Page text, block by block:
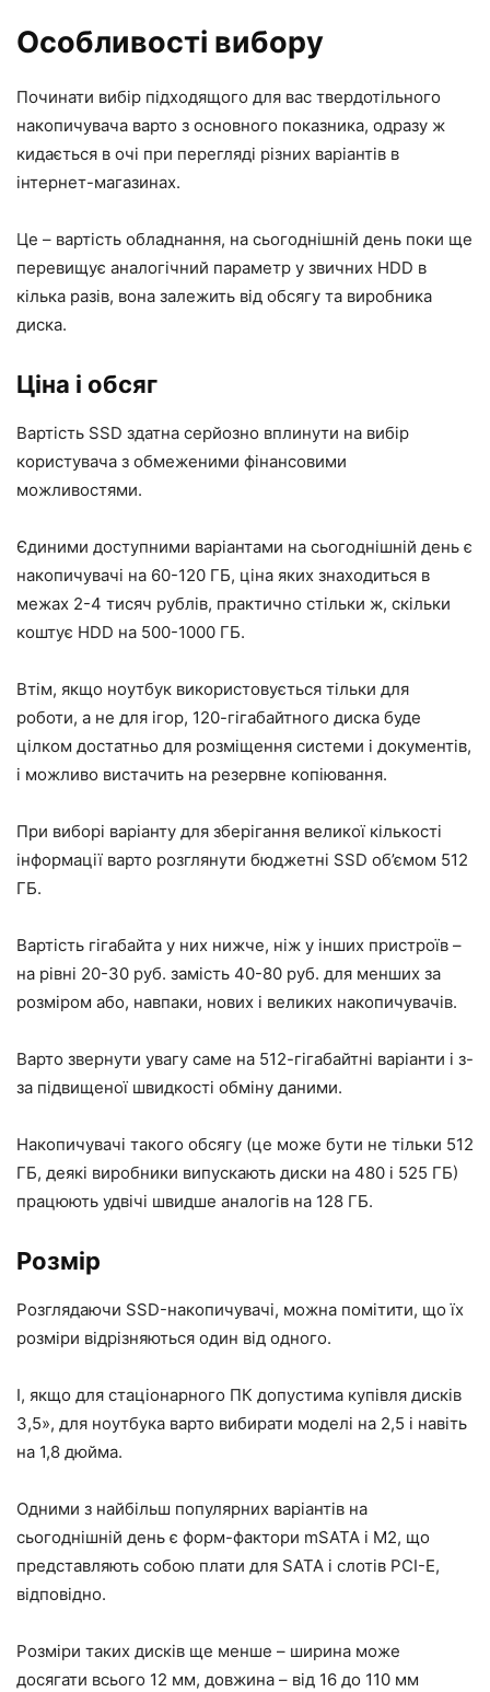
Особливості вибору
Починати вибір підходящого для вас твердотільного
накопичувача варто з основного показника, одразу ж
кидається в очі при перегляді різних варіантів в
інтернет-магазинах.
Це – вартість обладнання, на сьогоднішній день поки ще
перевищує аналогічний параметр у звичних HDD в
кілька разів, вона залежить від обсягу та виробника
диска.
Ціна і обсяг
Вартість SSD здатна серйозно вплинути на вибір
користувача з обмеженими фінансовими
можливостями.
Єдиними доступними варіантами на сьогоднішній день є
накопичувачі на 60-120 ГБ, ціна яких знаходиться в
межах 2-4 тисяч рублів, практично стільки ж, скільки
коштує HDD на 500-1000 ГБ.
Втім, якщо ноутбук використовується тільки для
роботи, а не для ігор, 120-гігабайтного диска буде
цілком достатньо для розміщення системи і документів,
і можливо вистачить на резервне копіювання.
При виборі варіанту для зберігання великої кількості
інформації варто розглянути бюджетні SSD об’ємом 512
ГБ.
Вартість гігабайта у них нижче, ніж у інших пристроїв –
на рівні 20-30 руб. замість 40-80 руб. для менших за
розміром або, навпаки, нових і великих накопичувачів.
Варто звернути увагу саме на 512-гігабайтні варіанти і з-
за підвищеної швидкості обміну даними.
Накопичувачі такого обсягу (це може бути не тільки 512
ГБ, деякі виробники випускають диски на 480 і 525 ГБ)
працюють удвічі швидше аналогів на 128 ГБ.
Розмір
Розглядаючи SSD-накопичувачі, можна помітити, що їх
розміри відрізняються один від одного.
І, якщо для стаціонарного ПК допустима купівля дисків
3,5», для ноутбука варто вибирати моделі на 2,5 і навіть
на 1,8 дюйма.
Одними з найбільш популярних варіантів на
сьогоднішній день є форм-фактори mSATA і M2, що
представляють собою плати для SATA і слотів PCI-E,
відповідно.
Розміри таких дисків ще менше – ширина може
досягати всього 12 мм, довжина – від 16 до 110 мм